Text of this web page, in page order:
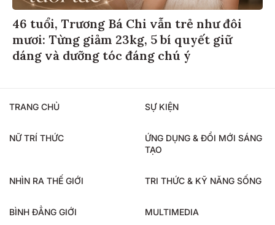
46 tuổi, Trương Bá Chi vẫn trẻ như đôi
mươi: Từng giảm 23kg, 5 bí quyết giữ
dáng và dưỡng tóc đáng chú ý
TRANG CHỦ SỰ KIỆN
NỮ TRÍ THỨC
ỨNG DỤNG & ĐỔI MỚI SÁNG
TẠO
NHÌN RA THẾ GIỚI TRI THỨC & KỸ NĂNG SỐNG
BÌNH ĐẲNG GIỚI MULTIMEDIA